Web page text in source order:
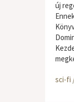
új
sci-fi